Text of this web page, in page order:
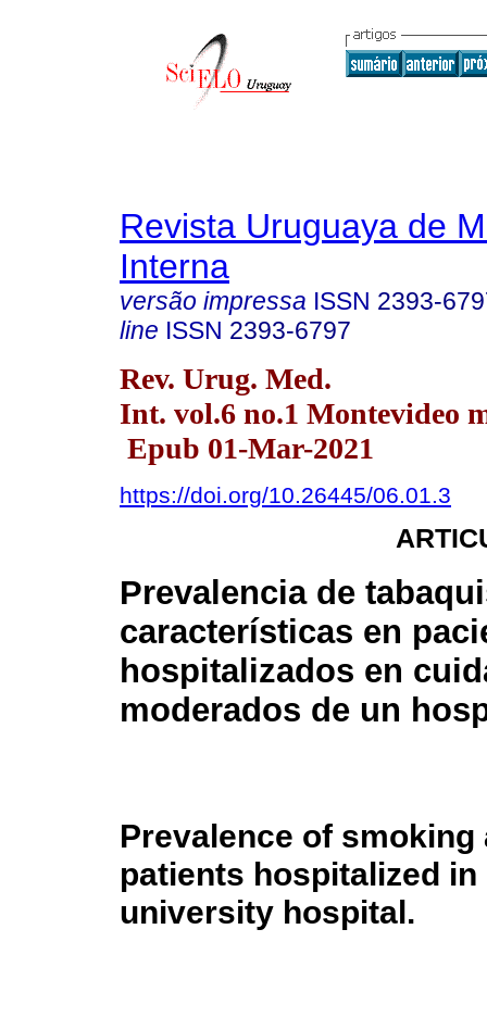
Revista Uruguaya de
Interna
versão impressa ISSN 2393-
line ISSN 2393-6797
Rev. Urug. Med.
Int. vol.6 no.1 Montevideo
Epub 01-Mar-2021
https://doi.org/10.26445/06.01.3
Prevalencia de
características en
hospitalizados en
moderados de un
Prevalence of
patients hospitalized
university hospital.